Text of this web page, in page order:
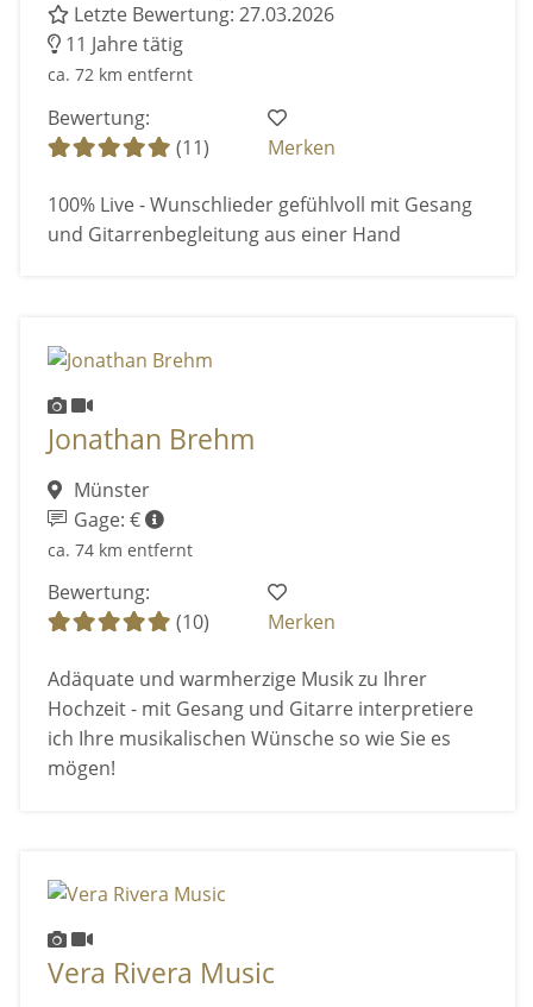
Letzte Bewertung: 27.03.2026
11 Jahre tätig
ca. 72 km entfernt
Bewertung:
(11)
Merken
100% Live - Wunschlieder gefühlvoll mit Gesang
und Gitarrenbegleitung aus einer Hand
Jonathan Brehm
Münster
Gage: €
ca. 74 km entfernt
Bewertung:
(10)
Merken
Adäquate und warmherzige Musik zu Ihrer
Hochzeit - mit Gesang und Gitarre interpretiere
ich Ihre musikalischen Wünsche so wie Sie es
mögen!
Vera Rivera Music